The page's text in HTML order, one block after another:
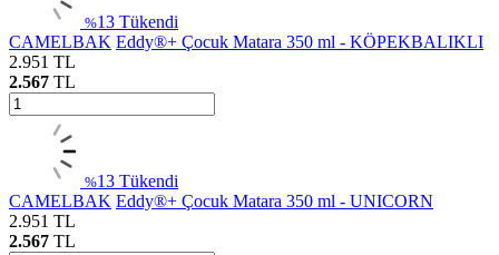
%13 Tükendi
CAMELBAK Eddy®+ Çocuk Matara 350 ml - KÖPEKBALIKLI
2.951 TL
2.567 TL
%13 Tükendi
CAMELBAK Eddy®+ Çocuk Matara 350 ml - UNICORN
2.951 TL
2.567 TL